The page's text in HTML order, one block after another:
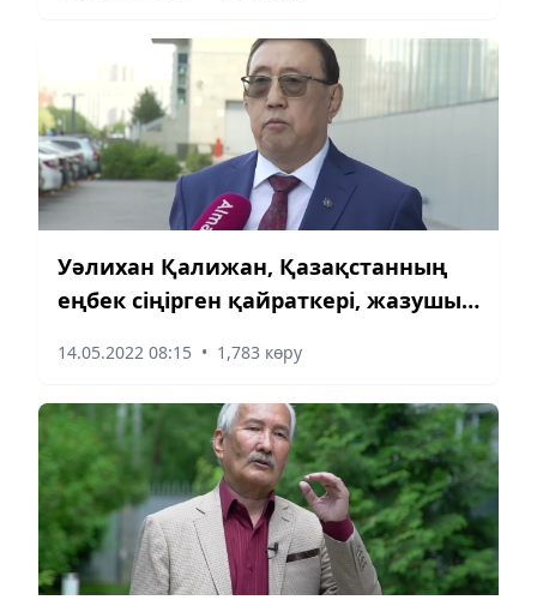
Уәлихан Қалижан, Қазақстанның
еңбек сіңірген қайраткері, жазушы:
істегенде ғана болашағымыз
жарқын болады
14.05.2022 08:15 • 1,783 көру